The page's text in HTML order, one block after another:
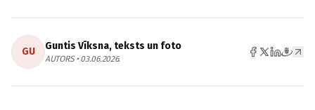
GU Guntis Vīksna, teksts un foto
AUTORS • 03.06.2026.